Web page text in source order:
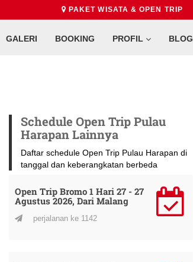
PAKET WISATA & OPEN TRIP
GALERI BOOKING PROFIL BLOG
Schedule Open Trip Pulau
Harapan Lainnya
Daftar schedule Open Trip Pulau Harapan di
tanggal dan keberangkatan berbeda
Open Trip Bromo 1 Hari 27 - 27
Agustus 2026, Dari Malang
perjalanan ke 1142